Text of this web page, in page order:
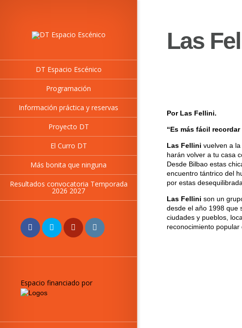
DT Espacio Escénico
Programación
Información práctica y reservas
Proyecto DT
El Curro DT
Más bonita que ninguna
Resultados convocatoria Temporada
2026 2027
Espacio financiado por
Las
Por Las Fellini.
“Es más fácil
Las Fellini vuelven a
harán volver a tu casa
Desde Bilbao estas
encuentro tántrico del
por estas
Las Fellini son un
desde el año 1998 que
ciudades y pueblos,
reconocimiento popular